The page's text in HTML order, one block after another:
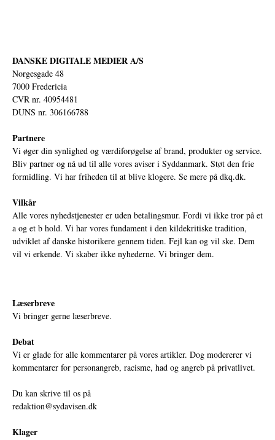
DANSKE DIGITALE MEDIER A/S
Norgesgade 48
7000 Fredericia
CVR nr. 40954481
DUNS nr. 306166788
Partnere
Vi øger din synlighed og værdiforøgelse af brand, produkter og service.
Bliv partner og nå ud til alle vores aviser i Syddanmark. Støt den frie
formidling. Vi har friheden til at blive klogere. Se mere på dkq.dk.
Vilkår
Alle vores nyhedstjenester er uden betalingsmur. Fordi vi ikke tror på et
a og et b hold. Vi har vores fundament i den kildekritiske tradition,
udviklet af danske historikere gennem tiden. Fejl kan og vil ske. Dem
vil vi erkende. Vi skaber ikke nyhederne. Vi bringer dem.
Læserbreve
Vi bringer gerne læserbreve.
Debat
Vi er glade for alle kommentarer på vores artikler. Dog modererer vi
kommentarer for personangreb, racisme, had og angreb på privatlivet.
Du kan skrive til os på
redaktion@sydavisen.dk
Klager